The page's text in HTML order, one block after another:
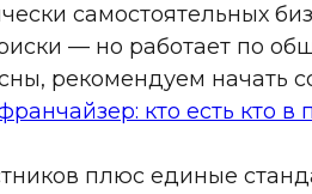
самостоятельных
— но работает по
рекомендуем начать
кто есть кто в
плюс единые